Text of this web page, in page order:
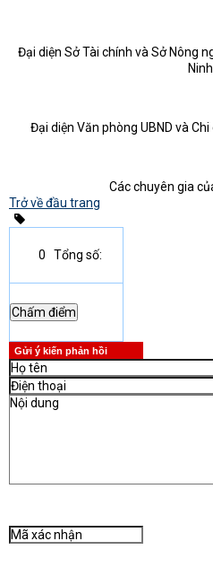
Đại diện Sở Tài chính và Sở Nông
Ninh
Đại diện Văn phòng UBND và
Các chuyên gia
Trở về đầu trang
0 Tổng số:
Gửi ý kiến phản hồi